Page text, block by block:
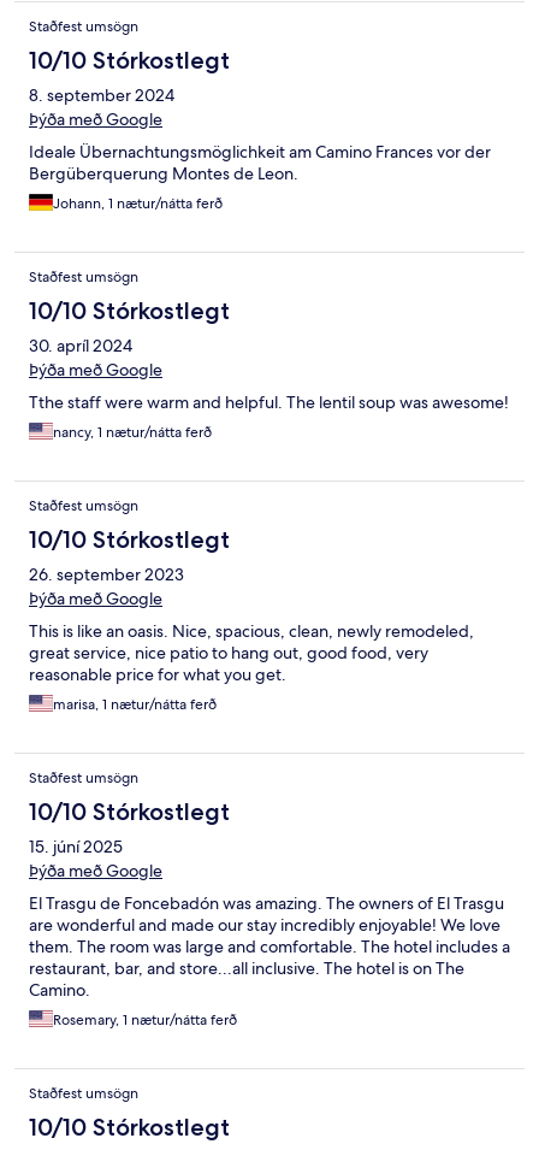
Staðfest umsögn
10/10 Stórkostlegt
8. september 2024
Þýða með Google
Ideale Übernachtungsmöglichkeit am Camino Frances vor der
Bergüberquerung Montes de Leon.
Johann, 1 nætur/nátta ferð
Staðfest umsögn
10/10 Stórkostlegt
30. apríl 2024
Þýða með Google
Tthe staff were warm and helpful. The lentil soup was awesome!
nancy, 1 nætur/nátta ferð
Staðfest umsögn
10/10 Stórkostlegt
26. september 2023
Þýða með Google
This is like an oasis. Nice, spacious, clean, newly remodeled,
great service, nice patio to hang out, good food, very
reasonable price for what you get.
marisa, 1 nætur/nátta ferð
Staðfest umsögn
10/10 Stórkostlegt
15. júní 2025
Þýða með Google
El Trasgu de Foncebadón was amazing. The owners of El Trasgu
are wonderful and made our stay incredibly enjoyable! We love
them. The room was large and comfortable. The hotel includes a
restaurant, bar, and store...all inclusive. The hotel is on The
Camino.
Rosemary, 1 nætur/nátta ferð
Staðfest umsögn
10/10 Stórkostlegt